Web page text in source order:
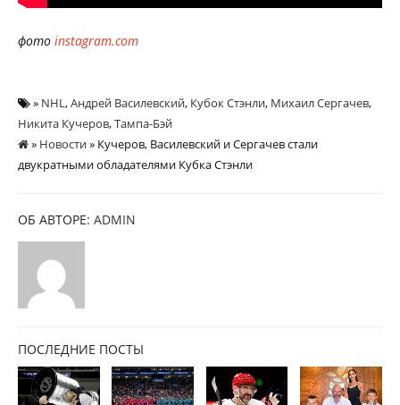
фото instagram.com
» NHL,Андрей Василевский, Кубок Стэнли, Михаил Сергачев,
Никита Кучеров,Тампа-Бэй
» Новости» Кучеров, Василевский и Сергачев стали
двукратными обладателями Кубка Стэнли
ОБ АВТОРЕ: ADMIN
ПОСЛЕДНИЕ ПОСТЫ